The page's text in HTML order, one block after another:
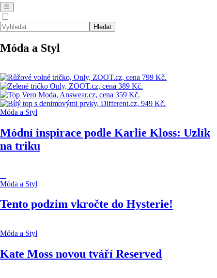
☰
Móda a Styl
Móda a Styl
Módní inspirace podle Karlie Kloss: Uzlík
na triku
Móda a Styl
Tento podzim vkročte do Hysterie!
Móda a Styl
Kate Moss novou tváří Reserved